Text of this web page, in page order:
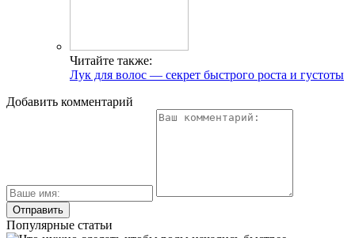
Читайте также:
Лук для волос — секрет быстрого роста и густоты
Добавить комментарий
Популярные статьи